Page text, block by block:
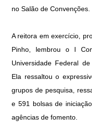
no Salão de Convenções.
A reitora em exercício,
Pinho, lembrou o I
Universidade Federal
Ela ressaltou o
grupos de pesquisa,
e 591 bolsas de
agências de fomento.